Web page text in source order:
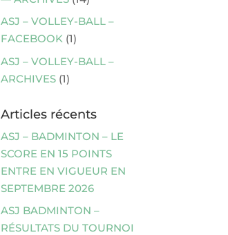
ASJ – VOLLEY-BALL –
FACEBOOK (1)
ASJ – VOLLEY-BALL –
ARCHIVES (1)
Articles récents
ASJ – BADMINTON – LE
SCORE EN 15 POINTS
ENTRE EN VIGUEUR EN
SEPTEMBRE 2026
ASJ BADMINTON –
RÉSULTATS DU TOURNOI